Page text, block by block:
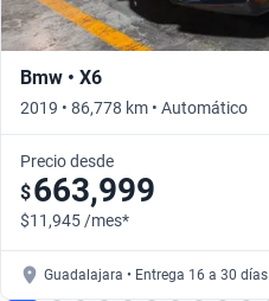
Bmw • X6
2019 • 86,778 km • Automático
Precio desde
$663,999
$11,945 /mes*
Guadalajara • Entrega 16 a 30 días